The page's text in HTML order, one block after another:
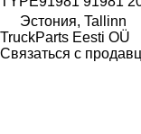
Эстония, Tallinn
TruckParts Eesti OÜ
Связаться с